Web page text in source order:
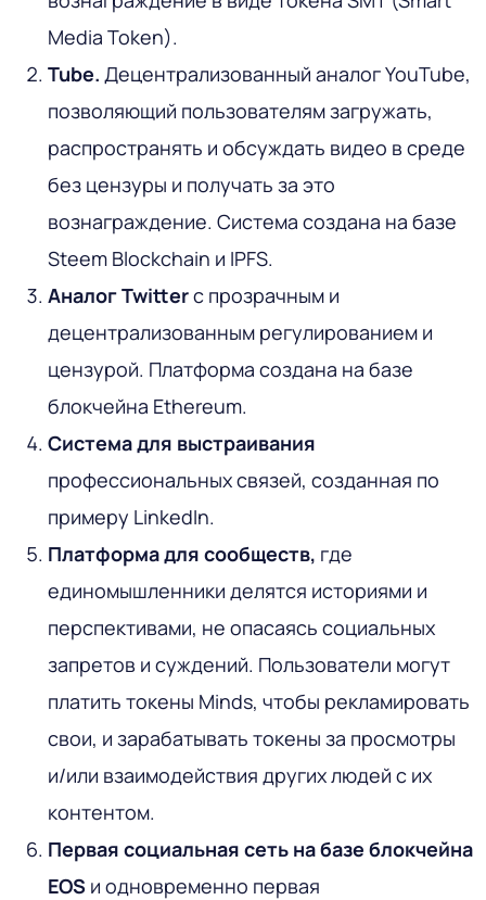
Media Token).
Tube. Децентрализованный аналог YouTube,
позволяющий пользователям загружать,
распространять и обсуждать видео в среде
без цензуры и получать за это
вознаграждение. Система создана на базе
Steem Blockchain и IPFS.
Аналог Twitterс прозрачным и
децентрализованным регулированием и
цензурой. Платформа создана на базе
блокчейна Ethereum.
Система для выстраивания
профессиональных связей, созданная по
примеру LinkedIn.
Платформа для сообществ, где
единомышленники делятся историями и
перспективами, не опасаясь социальных
запретов и суждений. Пользователи могут
платить токены Minds, чтобы рекламировать
свои, и зарабатывать токены за просмотры
и/или взаимодействия других людей с их
контентом.
Первая социальная сеть на базе блокчейна
EOS и одновременно первая